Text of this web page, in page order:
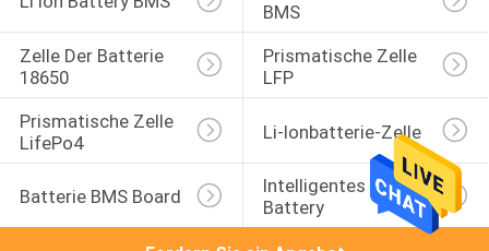
BMS
Zelle Der Batterie
18650
Prismatische Zelle
LFP
Prismatische Zelle
LifePo4
Li-Ionbatterie-Zelle
Batterie BMS Board
Intelligentes BMS
Battery